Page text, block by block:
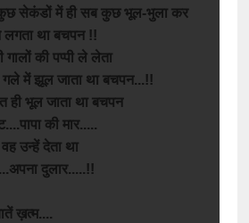
सेकंडों में ही सब कुछ भूल-भुला कर
लगता था बचपन!!
गालों की पप्पी ले लेता
गले में झूल जाता था बचपन...!!
ही भूल जाता था बचपन
....पापा की मार.....
वह उन्हें देता था
अपना दुलार.....!!
ख़त्म....